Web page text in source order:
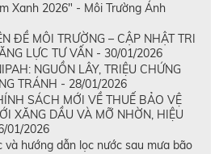
Xanh 2026" - Môi Trường Ánh
ĐỀ MÔI TRƯỜNG – CẬP NHẬT TRI
LỰC TƯ VẤN - 30/01/2026
NGUỒN LÂY, TRIỆU CHỨNG
TRÁNH - 28/01/2026
SÁCH MỚI VỀ THUẾ BẢO VỆ
XĂNG DẦU VÀ MỠ NHỜN, HIỆU
01/2026
và hướng dẫn lọc nước sau mưa bão